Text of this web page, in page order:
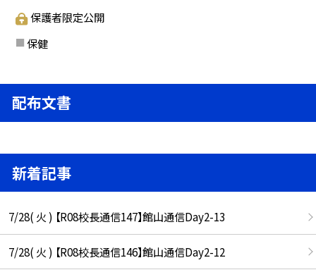
保護者限定公開
保健
配布文書
新着記事
7/28( 火 ) 【R08校長通信147】館山通信Day2-13
7/28( 火 ) 【R08校長通信146】館山通信Day2-12